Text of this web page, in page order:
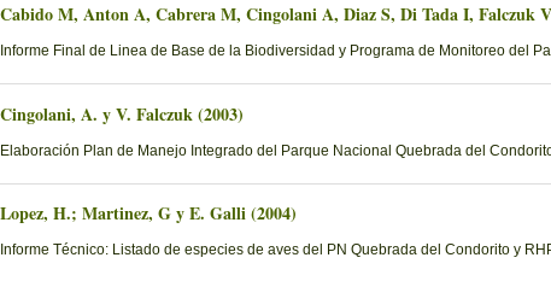
Cabido M, Anton A, Cabrera M, Cingolani A, Diaz S, Di Tada I, Falczuk
Informe Final de Linea de Base de la Biodiversidad y Programa de Monitoreo del
Cingolani, A. y V. Falczuk (2003)
Elaboración Plan de Manejo Integrado del Parque Nacional Quebrada del
Lopez, H.; Martinez, G y E. Galli (2004)
Informe Técnico: Listado de especies de aves del PN Quebrada del Condorito y